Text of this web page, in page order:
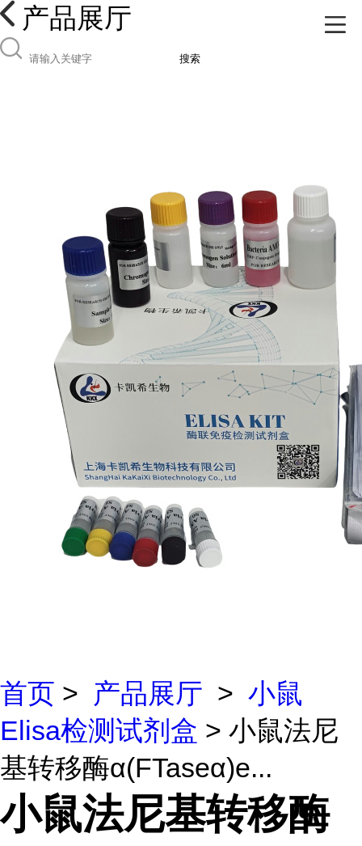
产品展厅
搜索
首页 > 产品展厅 > 小鼠
Elisa检测试剂盒 > 小鼠法尼
基转移酶α(FTaseα)e...
小鼠法尼基转移酶